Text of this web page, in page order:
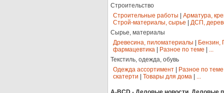
Строительство
Строительные работы
Арматура,
Строй-материалы, сырье
ДСП,
Сырье, материалы
Древесина, пиломатериалы
Бензин,
фармацевтика
Разное по теме
...
Текстиль, одежда, обувь
Одежда ассортимент
Разное по теме
скатерти
Товары для дома ...